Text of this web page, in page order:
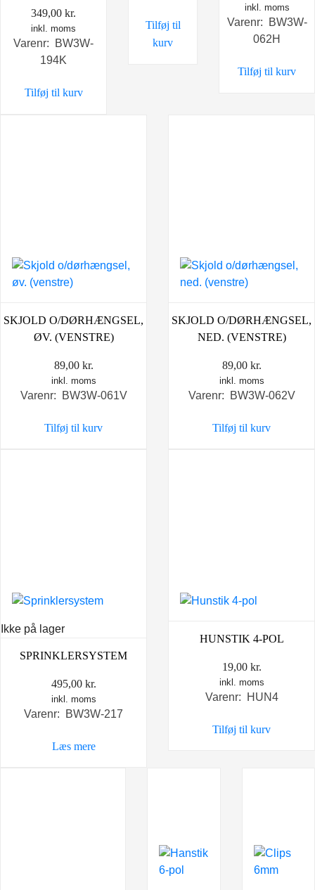
349,00 kr.
inkl. moms
Varenr: BW3W-
194K
Tilføj til kurv
Tilføj til
kurv
inkl. moms
Varenr: BW3W-
062H
Tilføj til kurv
SKJOLD O/DØRHÆNGSEL,
ØV. (VENSTRE)
89,00 kr.
inkl. moms
Varenr: BW3W-061V
Tilføj til kurv
SKJOLD O/DØRHÆNGSEL,
NED. (VENSTRE)
89,00 kr.
inkl. moms
Varenr: BW3W-062V
Tilføj til kurv
Ikke på lager
SPRINKLERSYSTEM
495,00 kr.
inkl. moms
Varenr: BW3W-217
Læs mere
HUNSTIK 4-POL
19,00 kr.
inkl. moms
Varenr: HUN4
Tilføj til kurv